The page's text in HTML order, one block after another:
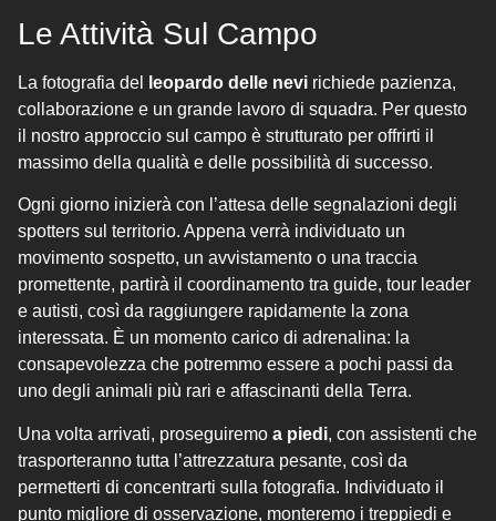
Le Attività Sul Campo
La fotografia del leopardo delle nevi richiede pazienza,
collaborazione e un grande lavoro di squadra. Per questo
il nostro approccio sul campo è strutturato per offrirti il
massimo della qualità e delle possibilità di successo.
Ogni giorno inizierà con l’attesa delle segnalazioni degli
spotters sul territorio. Appena verrà individuato un
movimento sospetto, un avvistamento o una traccia
promettente, partirà il coordinamento tra guide, tour leader
e autisti, così da raggiungere rapidamente la zona
interessata. È un momento carico di adrenalina: la
consapevolezza che potremmo essere a pochi passi da
uno degli animali più rari e affascinanti della Terra.
Una volta arrivati, proseguiremo a piedi, con assistenti che
trasporteranno tutta l’attrezzatura pesante, così da
permetterti di concentrarti sulla fotografia. Individuato il
punto migliore di osservazione, monteremo i treppiedi e